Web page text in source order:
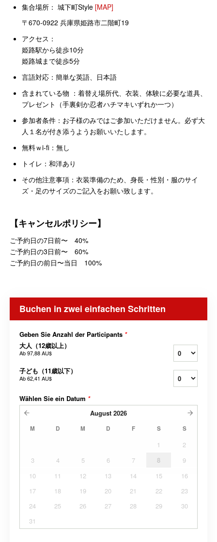
集合場所： 城下町Style [MAP]
〒670-0922 兵庫県姫路市二階町19
アクセス：
姫路駅から徒歩10分
姫路城まで徒歩5分
言語対応： 簡単な英語、日本語
含まれている物 ：着替え場所代、衣装、体験に必要な道具、
プレゼント（手裏剣か忍者ハチマキいずれか一つ）
参加者条件：お子様のみではご参加いただけません。必ず大
人１名が付き添うようお願いいたします。
無料ｗi-fi：無し
トイレ：和洋あり
その他注意事項：衣装準備のため、身長・性別・服のサイ
ズ・足のサイズのご記入をお願い致します。
【キャンセルポリシー】
ご予約日の7日前〜 40%
ご予約日の3日前〜 60%
ご予約日の前日〜当日 100%
Buchen in zwei einfachen Schritten
Geben Sie Anzahl der Participants *
大人（12歳以上）
Ab97,88 AU$
子ども（11歳以下）
Ab62,41 AU$
Wählen Sie ein Datum *
August 2026
M D M D F S S
1
2
3
4 5 6 7 8
9
10
11 12 13 14 15
16
17
18 19 20 21 22
23
24
25 26 27 28 29
30
31